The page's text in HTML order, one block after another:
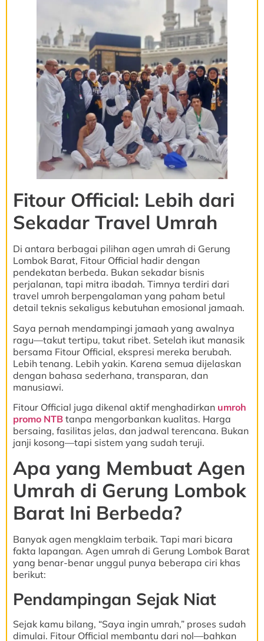
Fitour Official: Lebih dari
Sekadar Travel Umrah
Di antara berbagai pilihan agen umrah di Gerung
Lombok Barat, Fitour Official hadir dengan
pendekatan berbeda. Bukan sekadar bisnis
perjalanan, tapi mitra ibadah. Timnya terdiri dari
travel umroh berpengalaman yang paham betul
detail teknis sekaligus kebutuhan emosional jamaah.
Saya pernah mendampingi jamaah yang awalnya
ragu—takut tertipu, takut ribet. Setelah ikut manasik
bersama Fitour Official, ekspresi mereka berubah.
Lebih tenang. Lebih yakin. Karena semua dijelaskan
dengan bahasa sederhana, transparan, dan
manusiawi.
Fitour Official juga dikenal aktif menghadirkan umroh
promo NTB tanpa mengorbankan kualitas. Harga
bersaing, fasilitas jelas, dan jadwal terencana. Bukan
janji kosong—tapi sistem yang sudah teruji.
Apa yang Membuat Agen
Umrah di Gerung Lombok
Barat Ini Berbeda?
Banyak agen mengklaim terbaik. Tapi mari bicara
fakta lapangan. Agen umrah di Gerung Lombok Barat
yang benar-benar unggul punya beberapa ciri khas
berikut:
Pendampingan Sejak Niat
Sejak kamu bilang, “Saya ingin umrah,” proses sudah
dimulai. Fitour Official membantu dari nol—bahkan